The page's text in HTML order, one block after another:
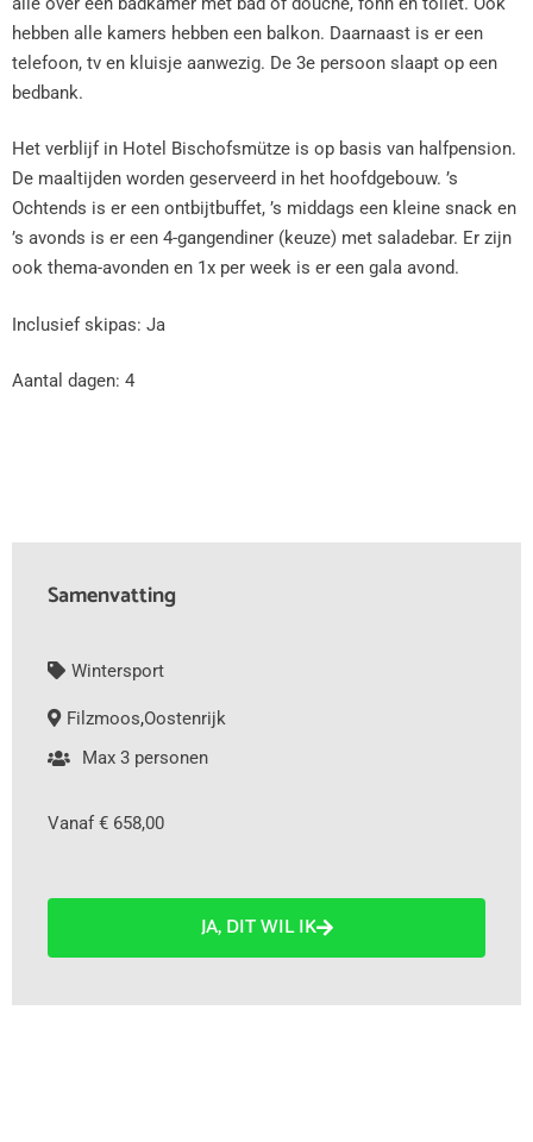
hebben alle kamers hebben een balkon. Daarnaast is er een
telefoon, tv en kluisje aanwezig. De 3e persoon slaapt op een
bedbank.
Het verblijf in Hotel Bischofsmütze is op basis van halfpension.
De maaltijden worden geserveerd in het hoofdgebouw. ’s
Ochtends is er een ontbijtbuffet, ’s middags een kleine snack en
’s avonds is er een 4-gangendiner (keuze) met saladebar. Er zijn
ook thema-avonden en 1x per week is er een gala avond.
Inclusief skipas: Ja
Aantal dagen: 4
Samenvatting
Wintersport
Filzmoos,Oostenrijk
Max 3 personen
Vanaf € 658,00
JA, DIT WIL IK